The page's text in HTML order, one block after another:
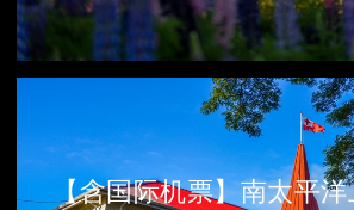
【含国际机票】南太平